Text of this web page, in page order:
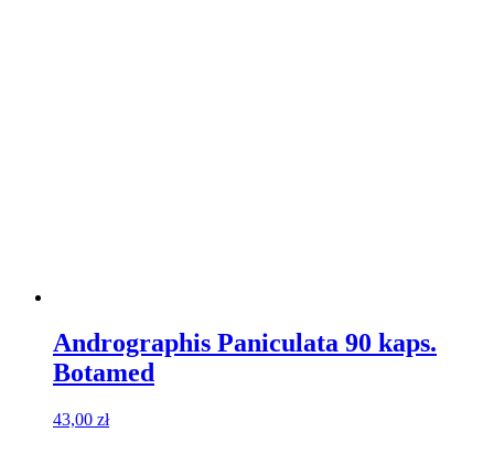
Andrographis Paniculata 90 kaps.
Botamed
43,00 zł